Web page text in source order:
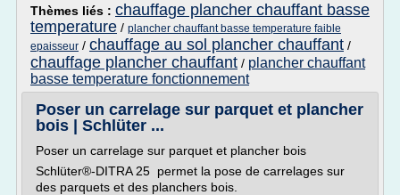
Thèmes liés : chauffage plancher chauffant basse
temperature / plancher chauffant basse temperature faible
epaisseur / chauffage au sol plancher chauffant /
chauffage plancher chauffant / plancher chauffant
basse temperature fonctionnement
Poser un carrelage sur parquet et plancher
bois | Schlüter ...
Poser un carrelage sur parquet et plancher bois
Schlüter®-DITRA 25 permet la pose de carrelages sur
des parquets et des planchers bois.